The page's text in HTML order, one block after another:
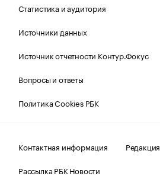
Статистика и аудитория
Источники данных
Источник отчетности Контур.Фокус
Вопросы и ответы
Политика Cookies РБК
Контактная информация
Редакция
Рассылка РБК Новости